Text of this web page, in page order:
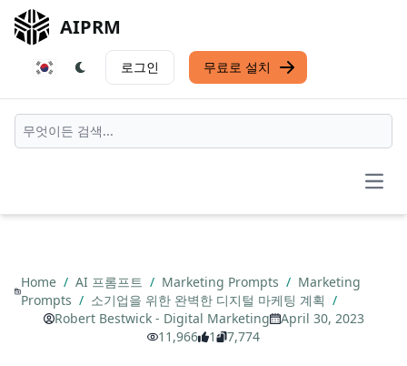
AIPRM
로그인 무료로 설치
Home / AI 프롬프트 / Marketing Prompts / Marketing
Prompts / 소기업을 위한 완벽한 디지털 마케팅 계획 /
Robert Bestwick - Digital Marketing
April 30, 2023
11,966
1 7,774